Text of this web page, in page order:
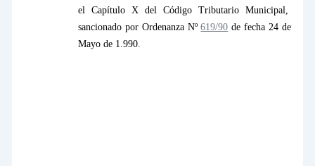
el Capítulo X del Código Tributario Municipal,
sancionado por Ordenanza Nº619/90 de fecha 24 de
Mayo de 1.990.